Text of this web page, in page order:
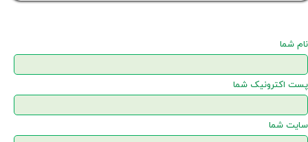
نام شما
پست اکترونیک شما
سایت شما